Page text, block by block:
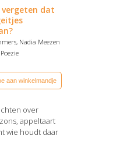
vergeten dat
Nadia Meezen
Poezie
aan winkelmandje
over
appeltaart
wie houdt daar